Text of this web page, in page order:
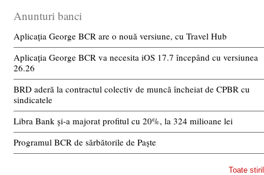
Anunturi banci
Aplicația George BCR are o nouă versiune, cu Travel Hub
Aplicația George BCR va necesita iOS 17.7 începând cu versiunea
26.26
BRD aderă la contractul colectiv de muncă încheiat de CPBR cu
sindicatele
Libra Bank și-a majorat profitul cu 20%, la 324 milioane lei
Programul BCR de sărbătorile de Paște
Toate